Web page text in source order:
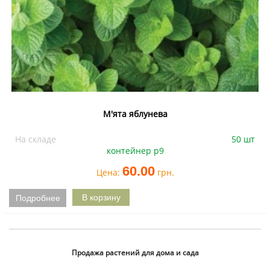
М'ята яблунева
На складе
50 шт
контейнер р9
Цена: 60.00грн.
Подробнее
Продажа растений для дома и сада